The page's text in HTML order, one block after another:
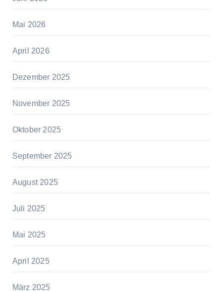
Mai 2026
April 2026
Dezember 2025
November 2025
Oktober 2025
September 2025
August 2025
Juli 2025
Mai 2025
April 2025
März 2025